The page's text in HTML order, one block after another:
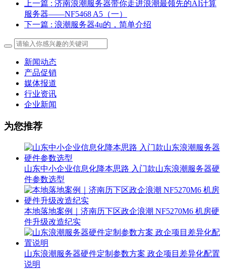
上一篇 : 济南浪潮服务器带你走进浪潮最领先的AI计算
服务器——NF5468 A5（一）
下一篇 : 浪潮服务器4u的，简单介绍
新闻动态
产品促销
媒体报道
行业资讯
企业新闻
为您推荐
山东中小企业信息化降本思路 入门款山东浪潮服务器硬
件参数选型
本地落地案例｜济南历下区政企浪潮 NF5270M6 机房硬
件升级改造纪实
山东浪潮服务器硬件定制参数方案 政企项目差异化配置
说明